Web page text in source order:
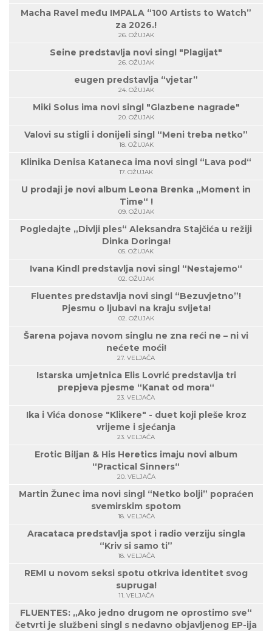
Macha Ravel među IMPALA “100 Artists to Watch”
za 2026.!
26. OŽUJAK
Seine predstavlja novi singl "Plagijat"
26. OŽUJAK
eugen predstavlja “vjetar”
24. OŽUJAK
Miki Solus ima novi singl "Glazbene nagrade"
20. OŽUJAK
Valovi su stigli i donijeli singl “Meni treba netko”
18. OŽUJAK
Klinika Denisa Kataneca ima novi singl “Lava pod“
17. OŽUJAK
U prodaji je novi album Leona Brenka „Moment in
Time“ !
09. OŽUJAK
Pogledajte „Divlji ples“ Aleksandra Stajčića u režiji
Dinka Doringa!
05. OŽUJAK
Ivana Kindl predstavlja novi singl “Nestajemo“
02. OŽUJAK
Fluentes predstavlja novi singl “Bezuvjetno”!
Pjesmu o ljubavi na kraju svijeta!
02. OŽUJAK
Šarena pojava novom singlu ne zna reći ne – ni vi
nećete moći!
27. VELJAČA
Istarska umjetnica Elis Lovrić predstavlja tri
prepjeva pjesme “Kanat od mora“
23. VELJAČA
Ika i Vića donose "Klikere" - duet koji pleše kroz
vrijeme i sjećanja
23. VELJAČA
Erotic Biljan & His Heretics imaju novi album
“Practical Sinners“
20. VELJAČA
Martin Žunec ima novi singl “Netko bolji” popraćen
svemirskim spotom
18. VELJAČA
Aracataca predstavlja spot i radio verziju singla
“Kriv si samo ti”
18. VELJAČA
REMI u novom seksi spotu otkriva identitet svog
supruga!
11. VELJAČA
FLUENTES: „Ako jedno drugom ne oprostimo sve“
četvrti je službeni singl s nedavno objavljenog EP-ija